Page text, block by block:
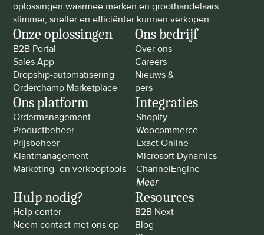
oplossingen waarmee merken en groothandelaars
slimmer, sneller en efficiënter kunnen verkopen.
Onze oplossingen
B2B Portal
Sales App
Dropship-automatisering
Orderchamp Marketplace
Ons bedrijf
Over ons
Careers
Nieuws &
pers
Ons platform
Ordermanagement
Productbeheer
Prijsbeheer
Klantmanagement
Marketing- en verkooptools
Integraties
Shopify
Woocommerce
Exact Online
Microsoft Dynamics
ChannelEngine
Meer
Hulp nodig?
Help center
Neem contact met ons op
Resources
B2B Next
Blog